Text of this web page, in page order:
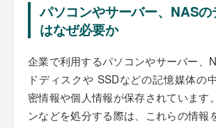
パソコンやサーバー、NAS
はなぜ必要か
企業で利用するパソコンやサーバー、
ドディスクや SSDなどの記憶媒体の
密情報や個人情報が保存されています
ンなどを処分する際は、これらの情報